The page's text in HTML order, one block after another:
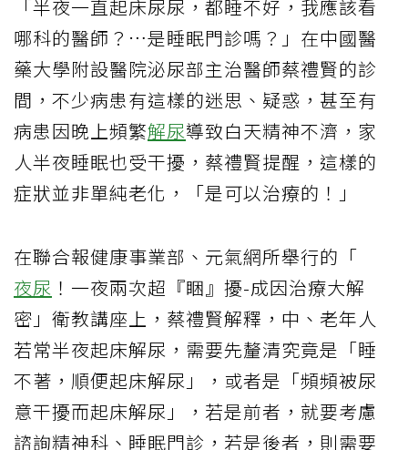
「半夜一直起床尿尿，都睡不好，我應該看
哪科的醫師？…是睡眠門診嗎？」在中國醫
藥大學附設醫院泌尿部主治醫師蔡禮賢的診
間，不少病患有這樣的迷思、疑惑，甚至有
病患因晚上頻繁解尿導致白天精神不濟，家
人半夜睡眠也受干擾，蔡禮賢提醒，這樣的
症狀並非單純老化，「是可以治療的！」
在聯合報健康事業部、元氣網所舉行的「
夜尿 ！一夜兩次超『睏』擾-成因治療大解
密」衛教講座上，蔡禮賢解釋，中、老年人
若常半夜起床解尿，需要先釐清究竟是「睡
不著，順便起床解尿」，或者是「頻頻被尿
意干擾而起床解尿」，若是前者，就要考慮
諮詢精神科、睡眠門診，若是後者，則需要